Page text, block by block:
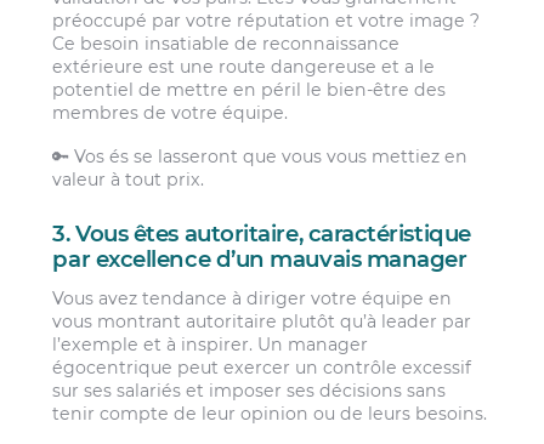
préoccupé par votre réputation et votre image ?
Ce besoin insatiable de reconnaissance
extérieure est une route dangereuse et a le
potentiel de mettre en péril le bien-être des
membres de votre équipe.
🔑 Vos és se lasseront que vous vous mettiez en
valeur à tout prix.
3. Vous êtes autoritaire, caractéristique
par excellence d’un mauvais manager
Vous avez tendance à diriger votre équipe en
vous montrant autoritaire plutôt qu’à leader par
l’exemple et à inspirer. Un manager
égocentrique peut exercer un contrôle excessif
sur ses salariés et imposer ses décisions sans
tenir compte de leur opinion ou de leurs besoins.